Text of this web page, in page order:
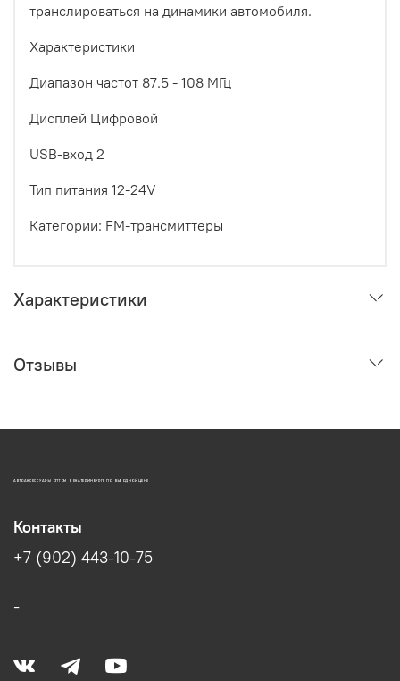
транслироваться на динамики автомобиля.
Характеристики
Диапазон частот 87.5 - 108 МГц
Дисплей Цифровой
USB-вход 2
Тип питания 12-24V
Категории: FM-трансмиттеры
Характеристики
Отзывы
АВТОАКСЕССУАРЫ ОПТОМ В ЕКАТЕРИНБУРГЕ ПО ВЫГОДНОЙ ЦЕНЕ
Контакты
+7 (902) 443-10-75
-